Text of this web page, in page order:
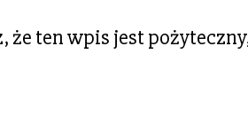
że ten wpis jest